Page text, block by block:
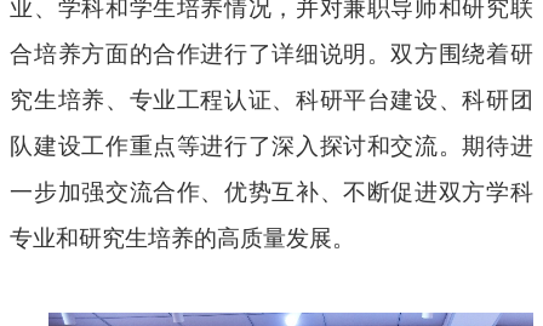
业、学科和学生培养情况，并对兼职导师和研究联
合培养方面的合作进行了详细说明。双方围绕着研
究生培养、专业工程认证、科研平台建设、科研团
队建设工作重点等进行了深入探讨和交流。期待进
一步加强交流合作、优势互补、不断促进双方学科
专业和研究生培养的高质量发展。